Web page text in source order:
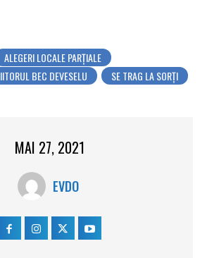
ALEGERI LOCALE PARŢIALE
BEC DEVESELU
SE TRAG LA SORŢI
MAI 27, 2021
EVDO